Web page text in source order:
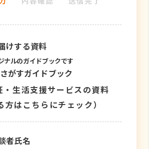
けする資料
ナルのガイドブックです
がすガイドブック
・生活支援サービスの資料
方はこちらにチェック）
者氏名